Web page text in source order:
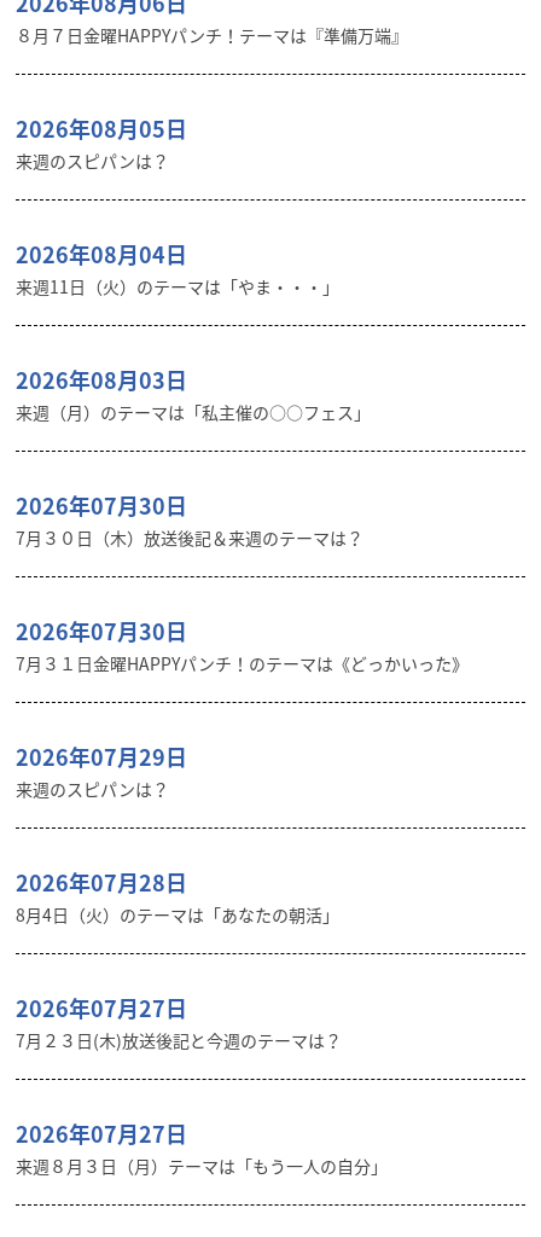
８月７日金曜HAPPYパンチ！テーマは『準備万端』
2026年08月05日
来週のスピパンは？
2026年08月04日
来週11日（火）のテーマは「やま・・・」
2026年08月03日
来週（月）のテーマは「私主催の○○フェス」
2026年07月30日
7月３０日（木）放送後記＆来週のテーマは？
2026年07月30日
7月３１日金曜HAPPYパンチ！のテーマは《どっかいった》
2026年07月29日
来週のスピパンは？
2026年07月28日
8月4日（火）のテーマは「あなたの朝活」
2026年07月27日
7月２３日(木)放送後記と今週のテーマは？
2026年07月27日
来週８月３日（月）テーマは「もう一人の自分」